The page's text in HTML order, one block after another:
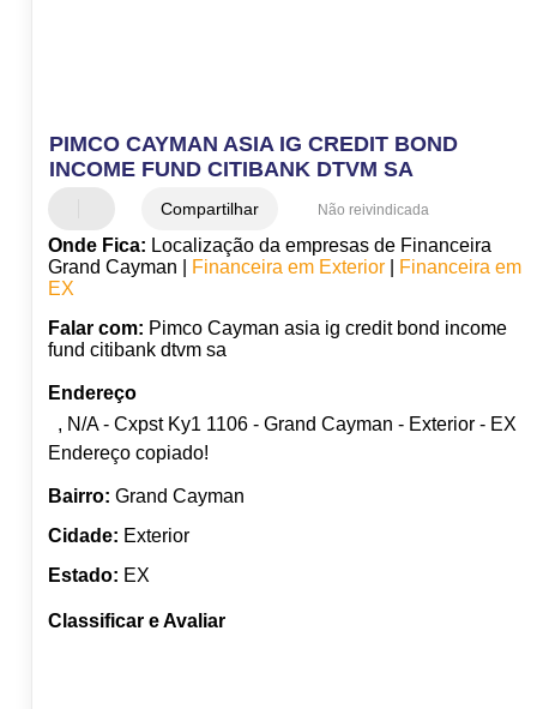
PIMCO CAYMAN ASIA IG CREDIT BOND
INCOME FUND CITIBANK DTVM SA
Compartilhar Não reivindicada
Onde Fica: Localização da empresas de Financeira
Grand Cayman |
Financeira em Exterior|
Financeira em
EX
Falar com: Pimco Cayman asia ig credit bond income
fund citibank dtvm sa
Endereço
, N/A - Cxpst Ky1 1106 - Grand Cayman - Exterior - EX
Endereço copiado!
Bairro: Grand Cayman
Cidade: Exterior
Estado: EX
Classificar e Avaliar